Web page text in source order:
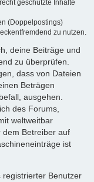
geschützte Inhalte
(Doppelpostings)
zu nutzen.
deine Beiträge und
zu überprüfen.
dass von Dateien
Beträgen
ausgehen.
des Forums,
weltweitbar
dem Betreiber auf
ist
registrierter Benutzer